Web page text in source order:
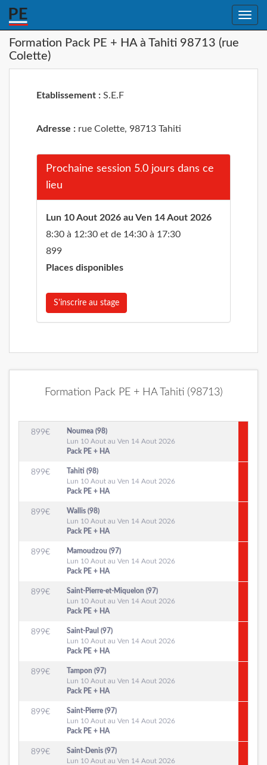
Toggle
Formation Pack PE + HA à Tahiti 98713 (rue
Colette)
Etablissement : S.E.F
Adresse : rue Colette, 98713 Tahiti
Prochaine session 5.0 jours dans ce
lieu
Lun 10 Aout 2026 au Ven 14 Aout 2026
8:30 à 12:30 et de 14:30 à 17:30
899
Places disponibles
S'inscrire au stage
Formation Pack PE + HA Tahiti (98713)
899€
Noumea (98)
Lun 10 Aout au Ven 14 Aout 2026
Pack PE + HA
899€
Tahiti (98)
Lun 10 Aout au Ven 14 Aout 2026
Pack PE + HA
899€
Wallis (98)
Lun 10 Aout au Ven 14 Aout 2026
Pack PE + HA
899€
Mamoudzou (97)
Lun 10 Aout au Ven 14 Aout 2026
Pack PE + HA
899€
Saint-Pierre-et-Miquelon (97)
Lun 10 Aout au Ven 14 Aout 2026
Pack PE + HA
899€
Saint-Paul (97)
Lun 10 Aout au Ven 14 Aout 2026
Pack PE + HA
899€
Tampon (97)
Lun 10 Aout au Ven 14 Aout 2026
Pack PE + HA
899€
Saint-Pierre (97)
Lun 10 Aout au Ven 14 Aout 2026
Pack PE + HA
899€
Saint-Denis (97)
Lun 10 Aout au Ven 14 Aout 2026